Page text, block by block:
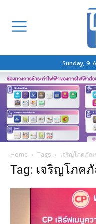
Sunday, 9
Home Tags เจริญโภคภั
Tag: เจริญโภค